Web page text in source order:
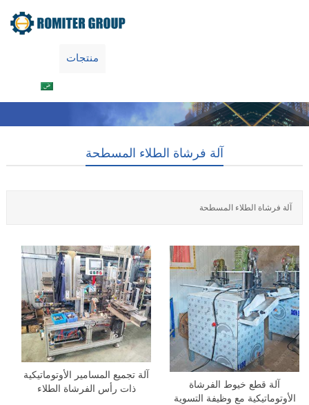
منتجات
آلة فرشاة الطلاء المسطحة
آلة فرشاة الطلاء المسطحة
آلة تجميع المسامير الأوتوماتيكية
ذات رأس الفرشاة الطلاء
آلة قطع خيوط الفرشاة
الأوتوماتيكية مع وظيفة التسوية